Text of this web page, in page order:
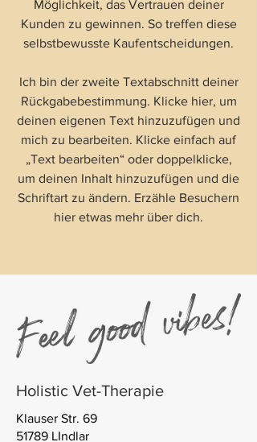
Möglichkeit, das Vertrauen deiner
Kunden zu gewinnen. So treffen diese
selbstbewusste Kaufentscheidungen.
Ich bin der zweite Textabschnitt deiner
Rückgabebestimmung. Klicke hier, um
deinen eigenen Text hinzuzufügen und
mich zu bearbeiten. Klicke einfach auf
„Text bearbeiten“ oder doppelklicke,
um deinen Inhalt hinzuzufügen und die
Schriftart zu ändern. Erzähle Besuchern
hier etwas mehr über dich.
Holistic Vet-Therapie
Klauser Str. 69
51789 LIndlar